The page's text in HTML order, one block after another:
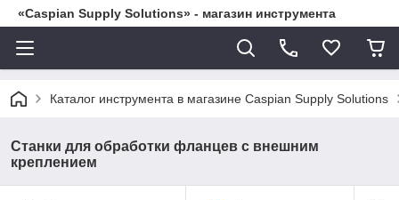
«Caspian Supply Solutions» - магазин инструмента
Каталог инструмента в магазине Caspian Supply Solutions
Станки для обработки фланцев с внешним
креплением